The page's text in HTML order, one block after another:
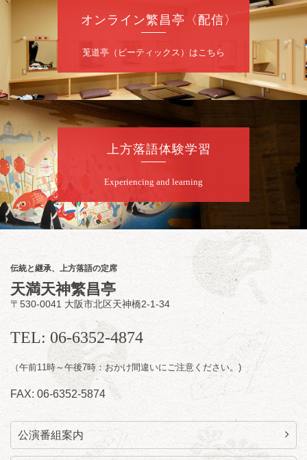
昼
桂九寿玉／露の瑞／桂きん太郎／いわみせい
じ（似顔絵）／桂米之助／桂文太～仲入～露
の眞／笑福亭仁福／幸助福助（漫才）／桂春
★菟道亭配信あり
夜
小痴楽・三語のさるごりら落語会 2026
開演：午後6時（5時30分開場）全席指定
前売3,500円 当日4,000円
お問合せ：FANYチケット 0570-550-
100(10:00～19:00受付)
オンライン繁昌亭〈配信〉
莵道亭（ピーティックス）はこちら
上方落語体験学習
Experiencing and learning
伝統と継承、上方落語の定席
天満天神繁昌亭
〒530-0041 大阪市北区天神橋2-1-34
TEL: 06-6352-4874
（午前11時～午後7時：おかけ間違いにご注意ください。)
FAX: 06-6352-5874
公演番組案内